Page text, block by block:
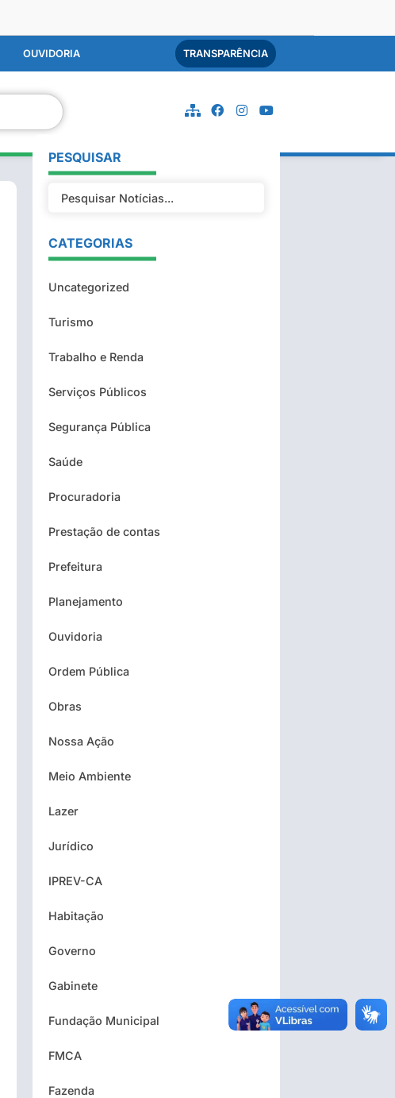
OUVIDORIA TRANSPARÊNCIA
PESQUISAR
CATEGORIAS
Uncategorized
Turismo
Trabalho e Renda
Serviços Públicos
Segurança Pública
Saúde
Procuradoria
Prestação de contas
Prefeitura
Planejamento
Ouvidoria
Ordem Pública
Obras
Nossa Ação
Meio Ambiente
Lazer
Jurídico
IPREV-CA
Habitação
Governo
Gabinete
Fundação Municipal
FMCA
Fazenda